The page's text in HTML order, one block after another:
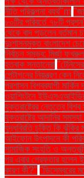
নীতি পরিকল্পনা ব্যর্থ"m
৮০টির পরিবর্তে ৭৮টি
থেকে বাদ পড়লেন বর্তমান
দুঃশাসনমুক্ত বাংলাদেশ
নির্বাচন সম্ভব: মির্জা
হতবাক সন্তানেরা
পেন্টাগনের নিয়ন্ত্রণ কেন
প্রশাসন বিশ্বব্যাপী
ওয়াশিংটনে ইউএসএআইডির
যুক্তরাষ্ট্রের নেতৃত্বে বিশ্ব
যুক্তরাষ্ট্রে আদানির
যুদ্ধবিরতি চুক্তি কি ঝুঁকির
আইফোন উৎপাদনে কী
সামাজিক সংহতি ও
পর এবার গ্রেফতার হলেন
কারণ কী?" "ডিসেম্বরের